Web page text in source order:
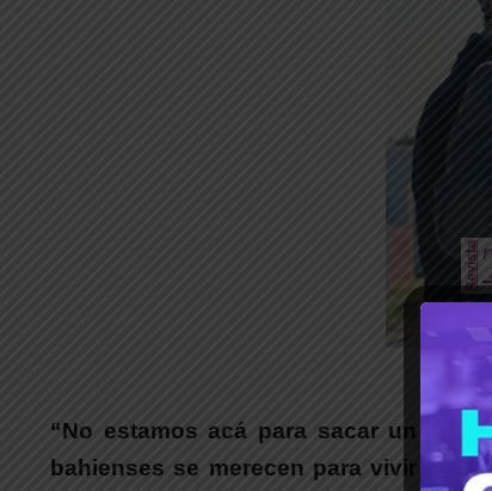
“No estamos acá para sacar un
bahienses se merecen para vivir